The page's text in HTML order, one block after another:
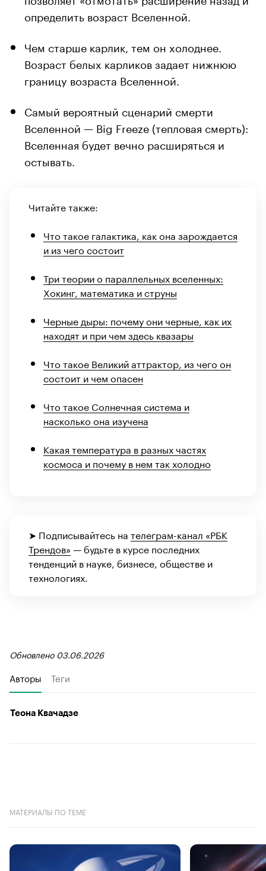
определить возраст Вселенной.
Чем старше карлик, тем он холоднее.
Возраст белых карликов задает нижнюю
границу возраста Вселенной.
Самый вероятный сценарий смерти
Вселенной — Big Freeze (тепловая смерть):
Вселенная будет вечно расширяться и
остывать.
Читайте также:
Что такое галактика, как она зарождается
и из чего состоит
Три теории о параллельных вселенных:
Хокинг, математика и струны
Черные дыры: почему они черные, как их
находят и при чем здесь квазары
Что такое Великий аттрактор, из чего он
состоит и чем опасен
Что такое Солнечная система и
насколько она изучена
Какая температура в разных частях
космоса и почему в нем так холодно
➤ Подписывайтесь на телеграм-канал «РБК
Трендов» — будьте в курсе последних
тенденций в науке, бизнесе, обществе и
технологиях.
Обновлено 03.06.2026
Авторы Теги
Теона Квачадзе
МАТЕРИАЛЫ ПО ТЕМЕ